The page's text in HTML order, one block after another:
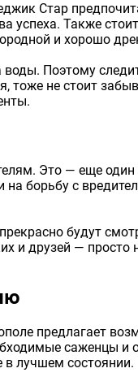
Стар
успеха. Также
и хорошо
Поэтому
не стоит
Это — еще один
борьбу с
будут
друзей — просто
предлагает
саженцы и
в лучшем состоянии.